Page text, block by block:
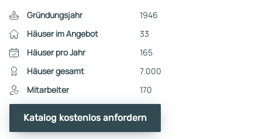
Gründungsjahr
1946
Häuser im Angebot
33
Häuser pro Jahr
165
Häuser gesamt
7.000
Mitarbeiter
170
Katalog kostenlos anfordern